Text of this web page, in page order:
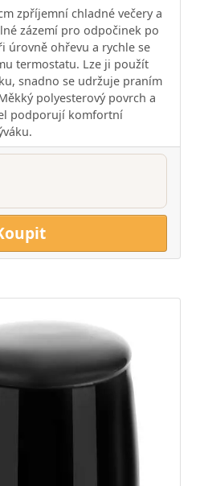
zpříjemní chladné večery a
zázemí pro odpočinek po
úrovně ohřevu a rychle se
termostatu. Lze ji použít
snadno se udržuje praním
polyesterový povrch a
podporují komfortní